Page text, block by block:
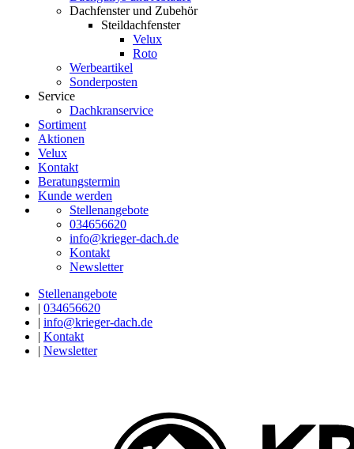
Dachfenster und Zubehör
Steildachfenster
Velux
Roto
Werbeartikel
Sonderposten
Service
Dachkranservice
Sortiment
Aktionen
Velux
Kontakt
Beratungstermin
Kunde werden
Stellenangebote
034656620
info@krieger-dach.de
Kontakt
Newsletter
Stellenangebote
| 034656620
| info@krieger-dach.de
| Kontakt
| Newsletter